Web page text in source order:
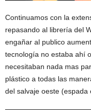
Continuamos con la
repasando al librería del
engañar al publico
tecnología no estaba ahí
necesitaban nada mas
plástico a todas las
del salvaje oeste (espada